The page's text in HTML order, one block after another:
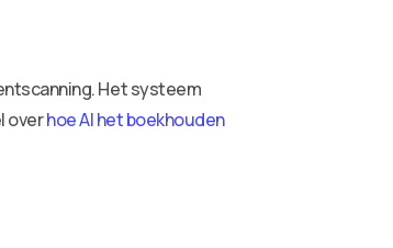
Het systeem
overhoe AI het boekhouden